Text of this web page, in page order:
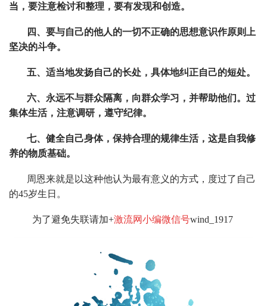
当，要注意检讨和整理，要有发现和创造。
四、要与自己的他人的一切不正确的思想意识作原则上
坚决的斗争。
五、适当地发扬自己的长处，具体地纠正自己的短处。
六、永远不与群众隔离，向群众学习，并帮助他们。过
集体生活，注意调研，遵守纪律。
七、健全自己身体，保持合理的规律生活，这是自我修
养的物质基础。
周恩来就是以这种他认为最有意义的方式，度过了自己
的45岁生日。
为了避免失联请加+激流网小编微信号wind_1917